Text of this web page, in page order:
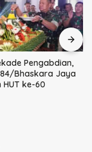
Pengabdian,
Bhaskara Jaya
ke-60